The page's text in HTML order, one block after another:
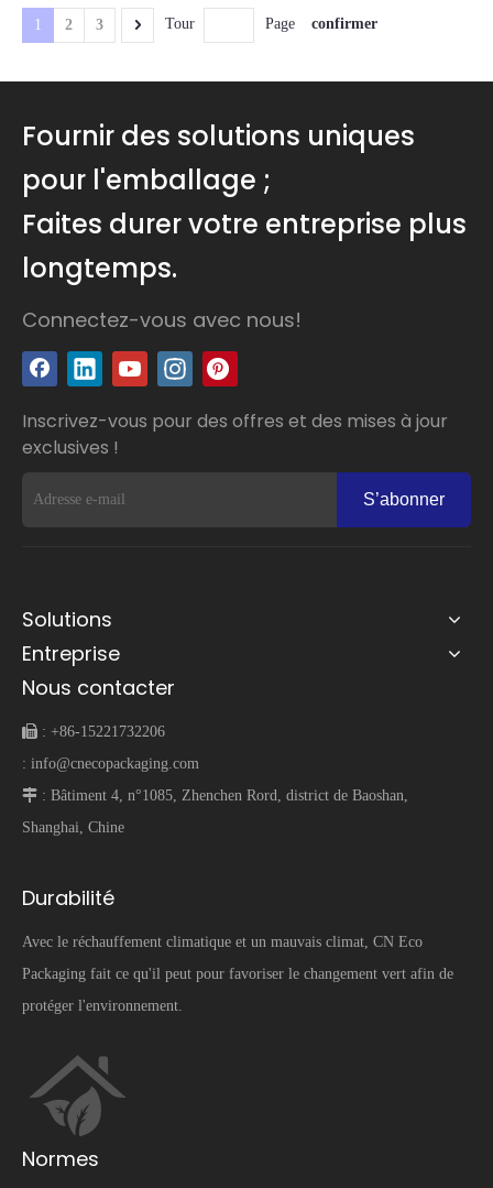
1 2 3 Tour Page confirmer
Fournir des solutions uniques
pour l'emballage ;
Faites durer votre entreprise plus
longtemps.
Connectez-vous avec nous!
Inscrivez-vous pour des offres et des mises à jour
exclusives !
S’abonner
Solutions
Entreprise
Nous contacter
 : +86-15221732206
: info@cnecopackaging.com
 : Bâtiment 4, n°1085, Zhenchen Rord, district de Baoshan,
Shanghai, Chine
Durabilité
Avec le réchauffement climatique et un mauvais climat, CN Eco
Packaging fait ce qu'il peut pour favoriser le changement vert afin de
protéger l'environnement.
Normes